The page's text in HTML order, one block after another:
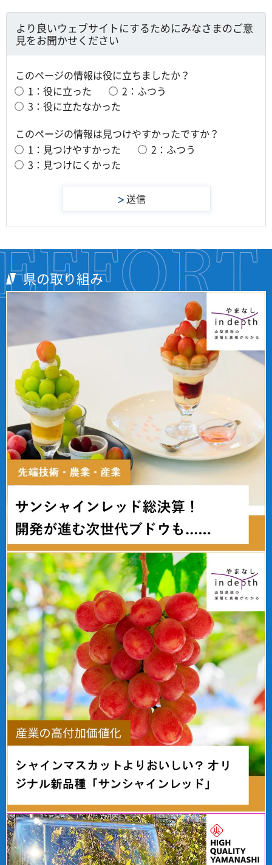
より良いウェブサイトにするためにみなさまのご意
見をお聞かせください
このページの情報は役に立ちましたか？
1：役に立った
2：ふつう
3：役に立たなかった
このページの情報は見つけやすかったですか？
1：見つけやすかった
2：ふつう
3：見つけにくかった
県の取り組み